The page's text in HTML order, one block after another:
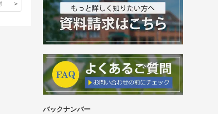
バックナンバー